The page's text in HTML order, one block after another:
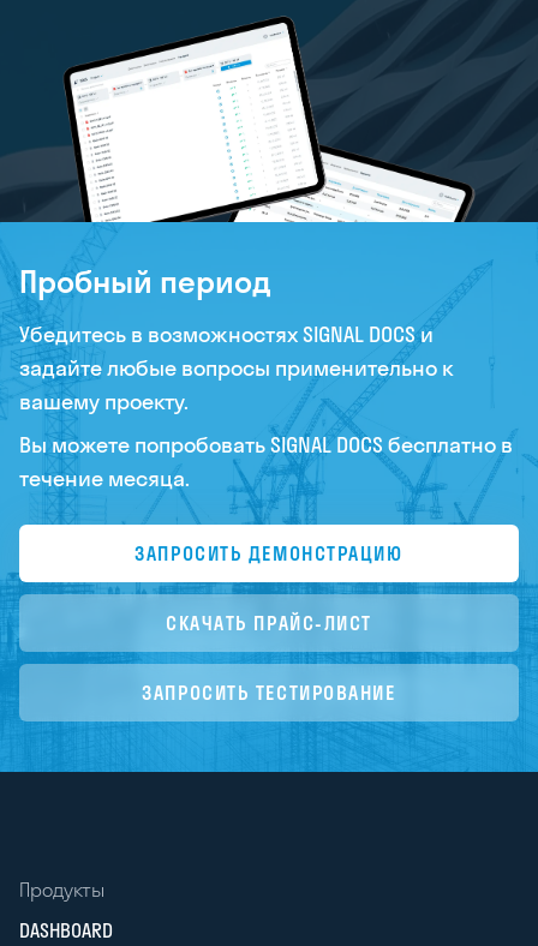
Пробный период
Убедитесь в возможностях SIGNAL DOCS и
задайте любые вопросы применительно к
вашему проекту.
Вы можете попробовать SIGNAL DOCS бесплатно в
течение месяца.
ЗАПРОСИТЬ ДЕМОНСТРАЦИЮ
СКАЧАТЬ ПРАЙС-ЛИСТ
ЗАПРОСИТЬ ТЕСТИРОВАНИЕ
Продукты
DASHBOARD